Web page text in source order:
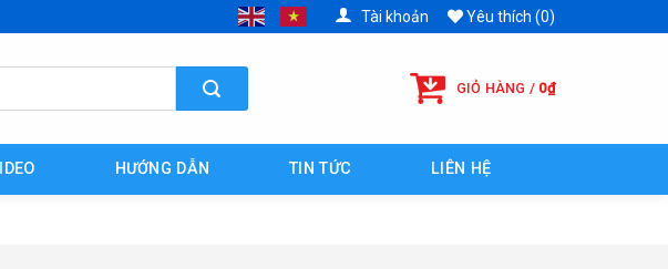
Tài khoản Yêu thích (0)
GIỎ HÀNG / 0₫
HƯỚNG DẪN TIN TỨC LIÊN HỆ